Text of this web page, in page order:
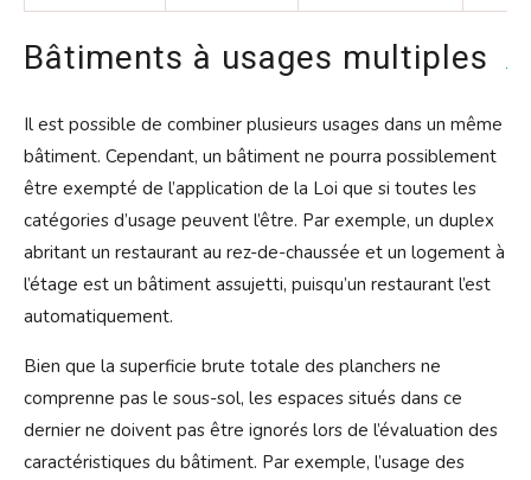
Bâtiments à usages multiples
Il est possible de combiner plusieurs usages dans un même
bâtiment. Cependant, un bâtiment ne pourra possiblement
être exempté de l’application de la Loi que si toutes les
catégories d’usage peuvent l’être. Par exemple, un duplex
abritant un restaurant au rez-de-chaussée et un logement à
l’étage est un bâtiment assujetti, puisqu’un restaurant l’est
automatiquement.
Bien que la superficie brute totale des planchers ne
comprenne pas le sous-sol, les espaces situés dans ce
dernier ne doivent pas être ignorés lors de l’évaluation des
caractéristiques du bâtiment. Par exemple, l’usage des